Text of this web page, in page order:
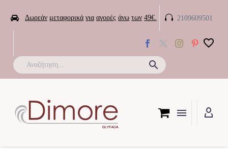
 Δωρεάν μεταφορικά για αγορές άνω των 49€. 
 2109609501